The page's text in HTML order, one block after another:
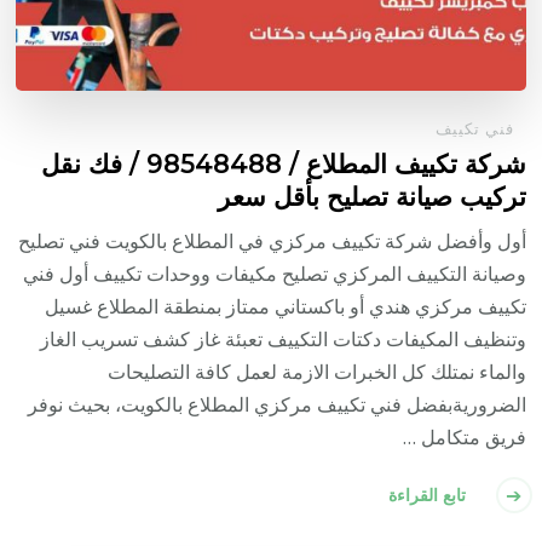
فني تكييف
شركة تكييف المطلاع / 98548488 / فك نقل
تركيب صيانة تصليح بأقل سعر
أول وأفضل شركة تكييف مركزي في المطلاع بالكويت فني تصليح
وصيانة التكييف المركزي تصليح مكيفات ووحدات تكييف أول فني
تكييف مركزي هندي أو باكستاني ممتاز بمنطقة المطلاع غسيل
وتنظيف المكيفات دكتات التكييف تعبئة غاز كشف تسريب الغاز
والماء نمتلك كل الخبرات الازمة لعمل كافة التصليحات
الضروريةبفضل فني تكييف مركزي المطلاع بالكويت، بحيث نوفر
فريق متكامل …
تابع القراءة